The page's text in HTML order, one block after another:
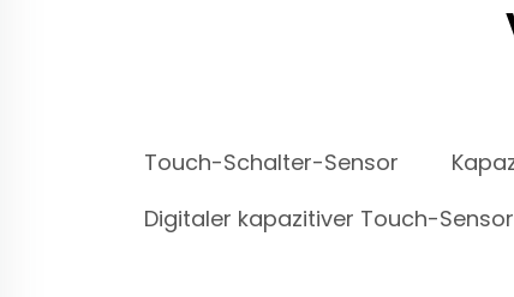
Touch-Schalter-Sensor
Digitaler kapazitiver Touch-Sensor